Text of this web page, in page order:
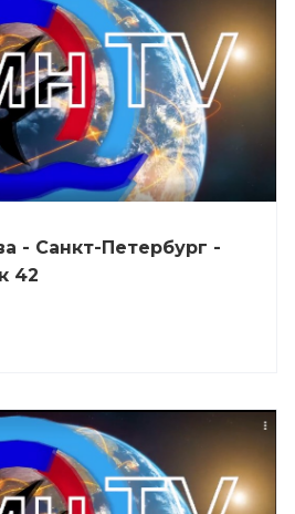
- Санкт-Петербург -
42